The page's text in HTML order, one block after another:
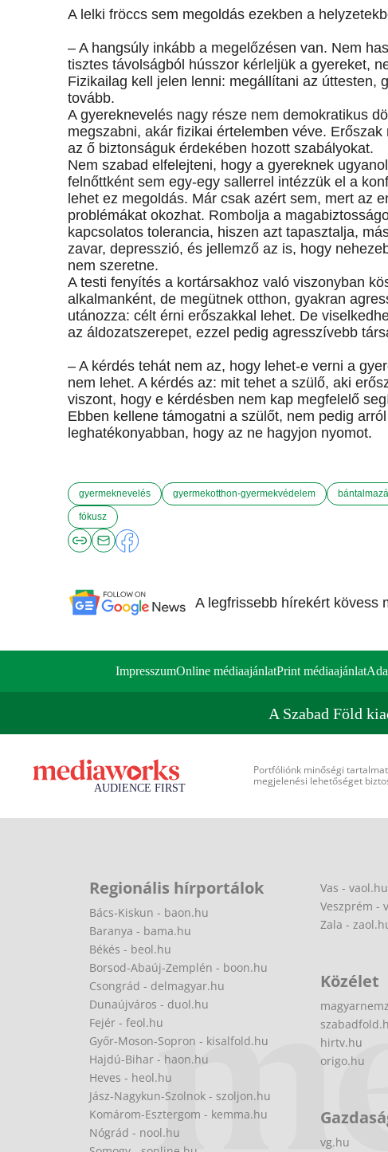
A lelki fröccs sem megoldás ezekben a
– A hangsúly inkább a megelőzésen van. Nem
tisztes távolságból hússzor kérleljük a gyereket,
Fizikailag kell jelen lenni: megállítani az úttesten,
tovább.
A gyereknevelés nagy része nem demokratikus
megszabni, akár fizikai értelemben véve.
az ő biztonságuk érdekében hozott szabályokat.
Nem szabad elfelejteni, hogy a gyereknek
felnőttként sem egy-egy sallerrel intézzük el a
lehet ez megoldás. Már csak azért sem, mert az
problémákat okozhat. Rombolja a
kapcsolatos tolerancia, hiszen azt tapasztalja,
zavar, depresszió, és jellemző az is, hogy
nem szeretne.
A testi fenyítés a kortársakhoz való viszonyban
alkalmanként, de megütnek otthon, gyakran
utánozza: célt érni erőszakkal lehet. De
az áldozatszerepet, ezzel pedig agresszívebb
– A kérdés tehát nem az, hogy lehet-e verni a
nem lehet. A kérdés az: mit tehet a szülő, aki
viszont, hogy e kérdésben nem kap megfelelő
Ebben kellene támogatni a szülőt, nem pedig
leghatékonyabban, hogy az ne hagyjon nyomot.
gyermeknevelés gyermekotthon-gyermekvédelem
fókusz
A legfrissebb hírekért kövess
ImpresszumOnline médiaajánlatPrint médiaajánlat
A Szabad Föld
Portfóliónk minőségi
megjelenési lehetőséget
Regionális hírportálok
Bács-Kiskun - baon.hu
Baranya - bama.hu
Békés - beol.hu
Borsod-Abaúj-Zemplén - boon.hu
Csongrád - delmagyar.hu
Dunaújváros - duol.hu
Fejér - feol.hu
Győr-Moson-Sopron - kisalfold.hu
Hajdú-Bihar - haon.hu
Heves - heol.hu
Jász-Nagykun-Szolnok - szoljon.hu
Komárom-Esztergom - kemma.hu
Nógrád - nool.hu
Vas - vaol.hu
Veszprém -
Zala -
Közélet
hirtv.hu
origo.hu
vg.hu